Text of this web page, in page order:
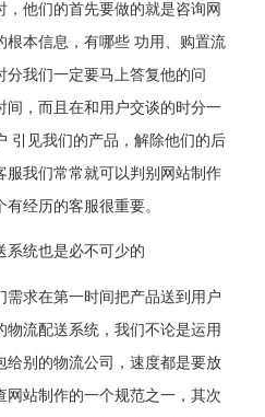
他们的首先要做的就是咨询网
根本信息，有哪些 功用、购置流
我们一定要马上答复他的问
间，而且在和用户交谈的时分一
引见我们的产品，解除他们的后
服我们常常就可以判别网站制作
经历的客服很重要。
系统也是必不可少的
需求在第一时间把产品送到用户
物流配送系统，我们不论是运用
给别的物流公司，速度都是要放
站制作的一个规范之一，其次